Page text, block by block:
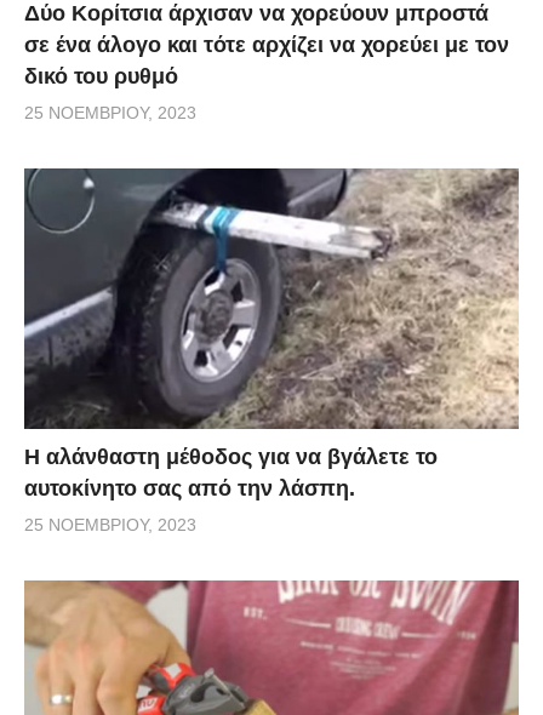
Δύο Κορίτσια άρχισαν να χορεύουν μπροστά
σε ένα άλογο και τότε αρχίζει να χορεύει με τον
δικό του ρυθμό
25 ΝΟΕΜΒΡΊΟΥ, 2023
Η αλάνθαστη μέθοδος για να βγάλετε το
αυτοκίνητο σας από την λάσπη.
25 ΝΟΕΜΒΡΊΟΥ, 2023